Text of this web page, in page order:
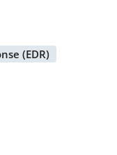
(EDR)